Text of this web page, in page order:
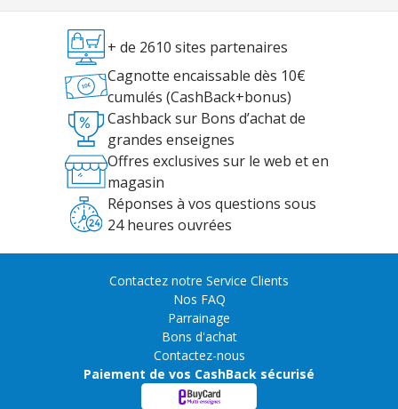
+ de 2610 sites partenaires
Cagnotte encaissable dès 10€
cumulés (CashBack+bonus)
Cashback sur Bons d’achat de
grandes enseignes
Offres exclusives sur le web et en
magasin
Réponses à vos questions sous
24 heures ouvrées
Contactez notre Service Clients
Nos FAQ
Parrainage
Bons d'achat
Contactez-nous
Paiement de vos CashBack sécurisé